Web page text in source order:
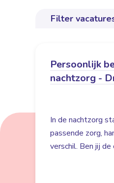
Filter
Persoonlijk
nachtzorg -
In de nachtzorg
passende zorg,
verschil. Ben jij